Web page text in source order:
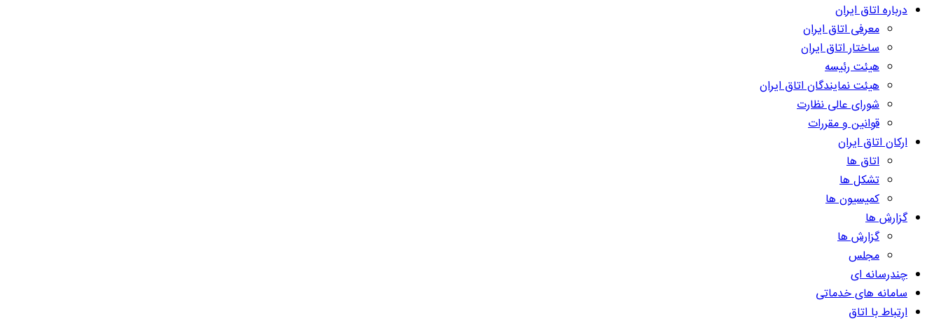
درباره اتاق ایران
معرفی اتاق ایران
ساختار اتاق ایران
هیئت رئیسه
هیئت نمایندگان اتاق ایران
شورای عالی نظارت
قوانین و مقررات
ارکان اتاق ایران
اتاق ها
تشکل ها
کمیسیون ها
گزارش ها
گزارش ها
مجلس
چندرسانه ای
سامانه های خدماتی
ارتباط با اتاق